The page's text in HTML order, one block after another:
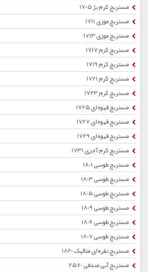
مستربچ کرم بژ 1705
مستربچ موزی 1711
مستربچ موزی 1713
مستربچ کرم 1717
مستربچ کرم 1719
مستربچ کرم 1721
مستربچ کرم 1723
مستربچ قهوه ای 1725
مستربچ قهوه ای 1727
مستربچ قهوه ای 1729
مستربچ کرم آجری 1731
مستربچ طوسی 1801
مستربچ طوسی 1803
مستربچ طوسی 1805
مستربچ طوسی 1809
مستربچ طوسی 1806
مستربچ طوسی 1807
مستربچ نقره ای متالیک 1820
مستربچ آبی صدفی 2570